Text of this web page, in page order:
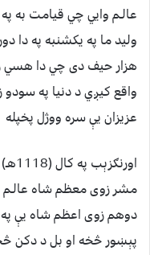
عالـم وايي چي قيامت به
وليد ما په يكشنبه په دا
هزار حيف دى چي دا هسي
واقع كيږي د دنيا په سودو
عزيزان يې سره ووژل پخپله
مشر زوى معظم شاه عالـم
دوهم زوى اعظم شاه يې
پېښور څخه او بل د دكن